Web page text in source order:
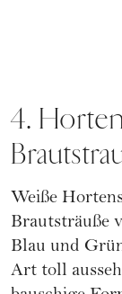
4.
Weiße
Brautsträuße
Blau und
Art toll